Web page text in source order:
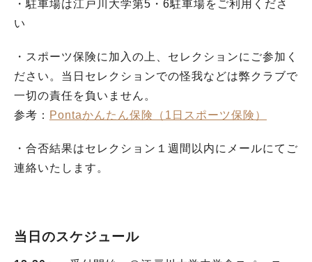
・駐車場は江戸川大学第5・6駐車場をご利用くださ
い
・スポーツ保険に加入の上、セレクションにご参加く
ださい。当日セレクションでの怪我などは弊クラブで
一切の責任を負いません。
参考： Pontaかんたん保険（1日スポーツ保険）
・合否結果はセレクション１週間以内にメールにてご
連絡いたします。
当日のスケジュール